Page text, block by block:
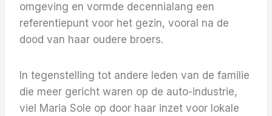
omgeving en vormde decennialang een
referentiepunt voor het gezin, vooral na de
dood van haar oudere broers.
In tegenstelling tot andere leden van de familie
die meer gericht waren op de auto-industrie,
viel Maria Sole op door haar inzet voor lokale